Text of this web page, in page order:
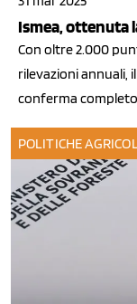
Ismea, ottenuta
Con oltre 2.000
rilevazioni annuali,
conferma
POLITICHE